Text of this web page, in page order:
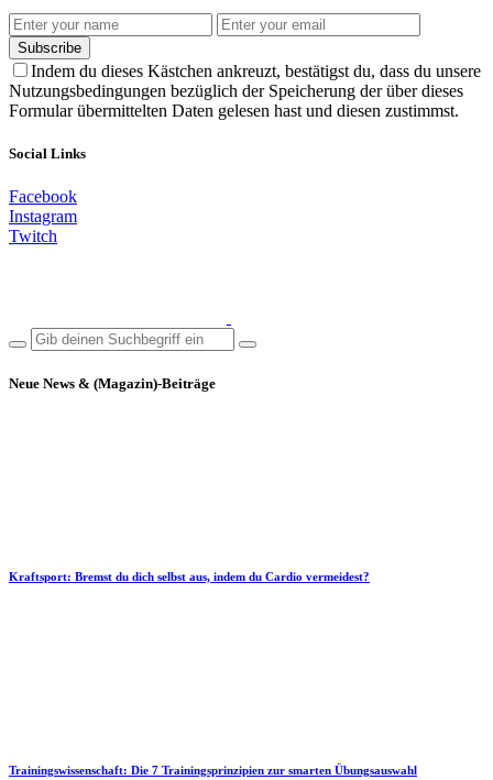
Subscribe
Indem du dieses Kästchen ankreuzt, bestätigst du, dass du unsere
Nutzungsbedingungen bezüglich der Speicherung der über dieses
Formular übermittelten Daten gelesen hast und diesen zustimmst.
Social Links
Facebook
Instagram
Twitch
Neue News & (Magazin)-Beiträge
Kraftsport: Bremst du dich selbst aus, indem du Cardio vermeidest?
Trainingswissenschaft: Die 7 Trainingsprinzipien zur smarten Übungsauswahl